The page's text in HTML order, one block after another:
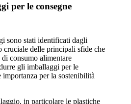
per le consegne
sono stati identificati dagli
cruciale delle principali sfide che
consumo alimentare
gli imballaggi per le
per la sostenibilità
in particolare le plastiche